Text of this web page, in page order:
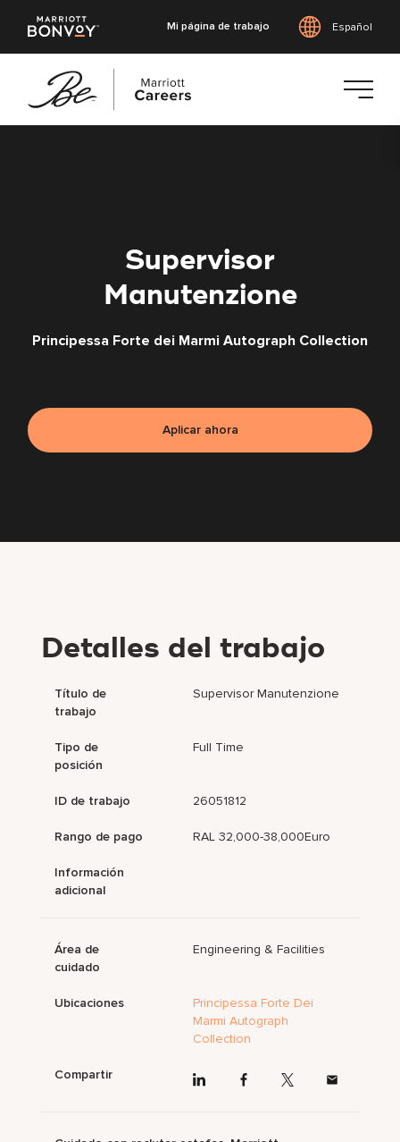
Mi página de trabajo Español
Supervisor
Manutenzione
Principessa Forte dei Marmi Autograph Collection
Aplicar ahora
Detalles del trabajo
Título de
trabajo
Supervisor Manutenzione
Tipo de
posición
Full Time
ID de trabajo 26051812
Rango de pago RAL 32,000-38,000Euro
Información
adicional
Área de
cuidado
Engineering & Facilities
Ubicaciones
Principessa Forte Dei
Marmi Autograph
Collection
Compartir